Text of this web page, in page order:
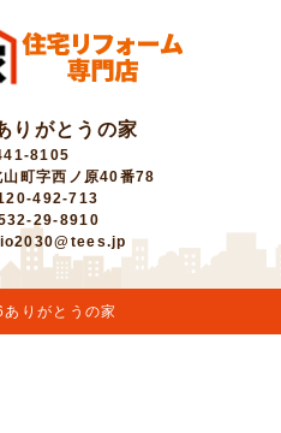
りがとうの家
8105
山町字西ノ原40番78
492-713
29-8910
りがとうの家